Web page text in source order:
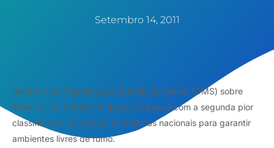
Setembro 14, 2011
Relatório da Organização Mundial da Saúde (OMS) sobre
Tabaco lista o Brasil no grupo de países com a segunda pior
classificação na adoção de políticas nacionais para garantir
ambientes livres de fumo.